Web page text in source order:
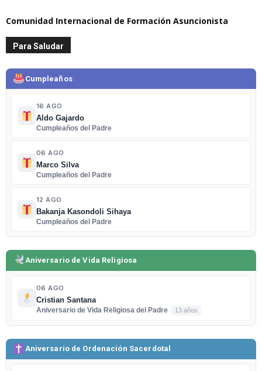
Comunidad Internacional de Formación Asuncionista
Para Saludar
Cumpleaños
16 AGO
Aldo Gajardo
Cumpleaños del Padre
06 AGO
Marco Silva
Cumpleaños del Padre
12 AGO
Bakanja Kasondoli Sihaya
Cumpleaños del Padre
Aniversario de Vida Religiosa
06 AGO
Cristian Santana
Aniversario de Vida Religiosa del Padre
13 años
Aniversario de Ordenación Sacerdotal